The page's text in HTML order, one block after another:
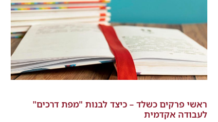
ראשי פרקים כשלד – כיצד לבנות "מפת דרכים"
לעבודה אקדמית